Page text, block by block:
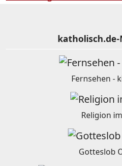
Fernsehen -
Religion
Gotteslob